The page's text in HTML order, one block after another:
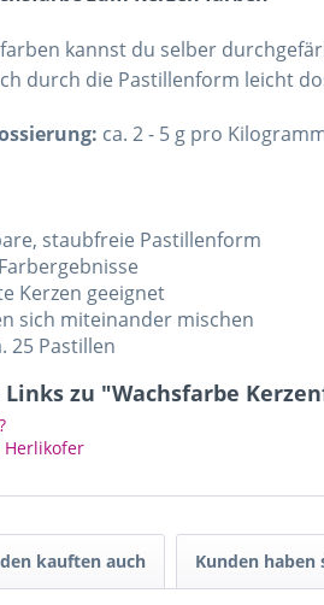
kannst du selber
durch die Pastillenform leicht
ca. 2 - 5 g pro
staubfreie Pastillenform
Kerzen geeignet
sich miteinander mischen
25 Pastillen
zu "Wachsfarbe
Herlikofer
kauften auch Kunden haben